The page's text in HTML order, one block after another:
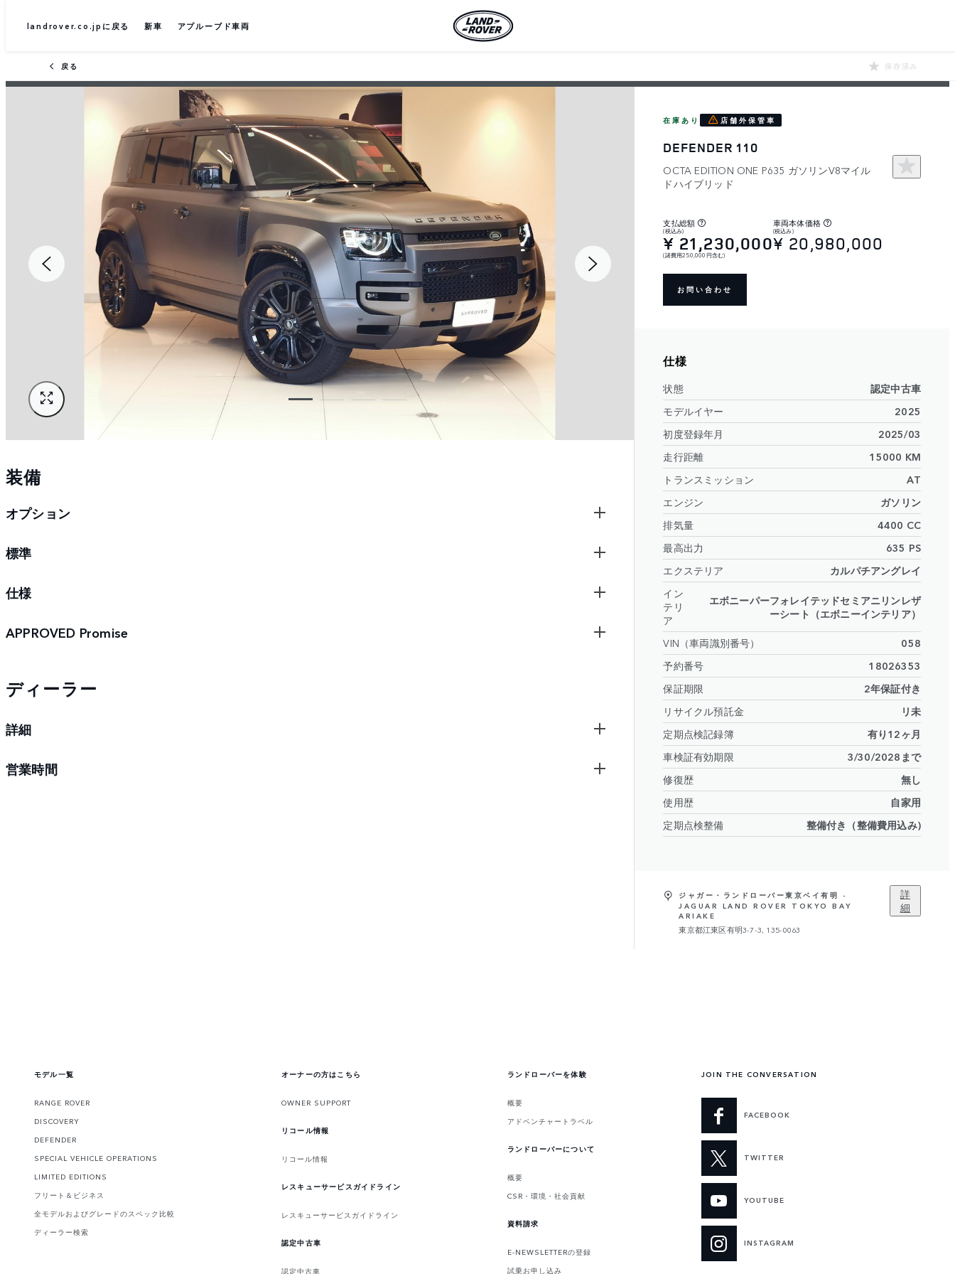
landrover.co.jpに戻る 新車 アプルーブド車両
戻る 保存済み
装備
オプション
標準
仕様
APPROVED Promise
ディーラー
詳細
営業時間
店舗外保管車
在庫あり
DEFENDER 110
OCTA EDITION ONE P635 ガソリンV8マイル
ドハイブリッド
支払総額
(税込み)
¥ 21,230,000
(諸費用250,000円含む)
車両本体価格
(税込み)
¥ 20,980,000
お問い合わせ
仕様
状態
認定中古車
モデルイヤー
2025
初度登録年月
2025/03
走行距離
15000 KM
トランスミッション
AT
エンジン
ガソリン
排気量
4400 CC
最高出力
635 PS
エクステリア
カルパチアングレイ
イン
テリ
ア
エボニーパーフォレイテッドセミアニリンレザ
ーシート（エボニーインテリア）
VIN（車両識別番号）
058
予約番号
18026353
保証期限
2年保証付き
リサイクル預託金
リ未
定期点検記録簿
有り12ヶ月
車検証有効期限
3/30/2028まで
修復歴
無し
使用歴
自家用
定期点検整備
整備付き（整備費用込み)
ジャガー・ランドローバー東京ベイ有明 -
JAGUAR LAND ROVER TOKYO BAY
ARIAKE
東京都江東区有明3-7-3, 135-0063
詳
細
モデル一覧
RANGE ROVER
DISCOVERY
DEFENDER
SPECIAL VEHICLE OPERATIONS
LIMITED EDITIONS
フリート＆ビジネス
全モデルおよびグレードのスペック比較
ディーラー検索
オーナーの方はこちら
OWNER SUPPORT
リコール情報
リコール情報
レスキューサービスガイドライン
レスキューサービスガイドライン
認定中古車
認定中古車
ランドローバーを体験
概要
アドベンチャートラベル
ランドローバーについて
概要
CSR・環境・社会貢献
資料請求
E-NEWSLETTERの登録
試乗お申し込み
JOIN THE CONVERSATION
FACEBOOK
TWITTER
YOUTUBE
INSTAGRAM